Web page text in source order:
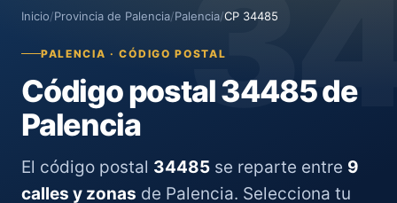
Inicio/Provincia de Palencia/Palencia/CP 34485
PALENCIA · CÓDIGO POSTAL
Código postal 34485 de
Palencia
El código postal 34485 se reparte entre 9
calles y zonas de Palencia. Selecciona tu